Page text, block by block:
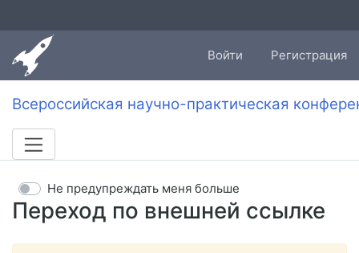
Войти Регистрация
Всероссийская научно-практическая
Переход по внешней ссылке
Не предупреждать меня больше